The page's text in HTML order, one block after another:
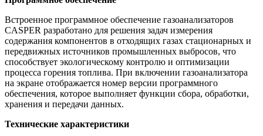
Встроенное программное обеспечение газоанализаторов
CASPER разработано для решения задач измерения
содержания компонентов в отходящих газах стационарных и
передвижных источников промышленных выбросов, что
способствует экологическому контролю и оптимизации
процесса горения топлива. При включении газоанализатора
на экране отображается номер версии программного
обеспечения, которое выполняет функции сбора, обработки,
хранения и передачи данных.
Технические характеристики